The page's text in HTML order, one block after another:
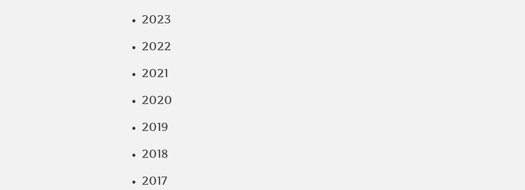
2023
2022
2021
2020
2019
2018
2017